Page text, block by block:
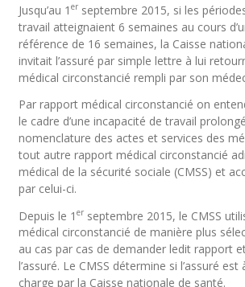
Jusqu’au 1er septembre 2015, si les
travail atteignaient 6 semaines au cours
référence de 16 semaines, la Caisse
invitait l’assuré par simple lettre à lui
médical circonstancié rempli par son
Par rapport médical circonstancié on
le cadre d’une incapacité de travail
nomenclature des actes et services des
tout autre rapport médical circonstancié
médical de la sécurité sociale (CMSS) et
par celui-ci.
Depuis le 1er septembre 2015, le CMSS
médical circonstancié de manière plus
au cas par cas de demander ledit rapport
l’assuré. Le CMSS détermine si l’assuré est
charge par la Caisse nationale de santé.